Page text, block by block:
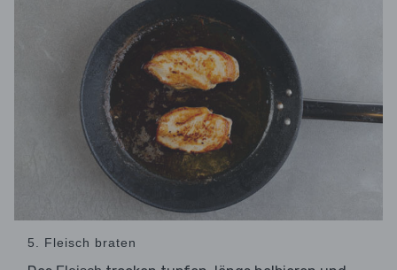
5. Fleisch braten